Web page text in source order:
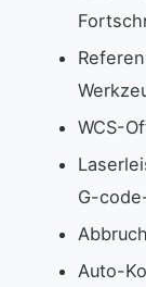
WCS-
G-
Auto-